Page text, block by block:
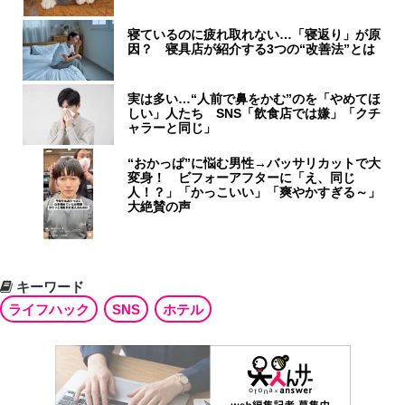
寝ているのに疲れ取れない…「寝返り」が原
因？ 寝具店が紹介する3つの“改善法”とは
実は多い…“人前で鼻をかむ”のを「やめてほ
しい」人たち SNS「飲食店では嫌」「クチ
ャラーと同じ」
“おかっぱ”に悩む男性→バッサリカットで大
変身！ ビフォーアフターに「え、同じ
人！？」「かっこいい」「爽やかすぎる～」
大絶賛の声
キーワード
ライフハック
SNS ホテル